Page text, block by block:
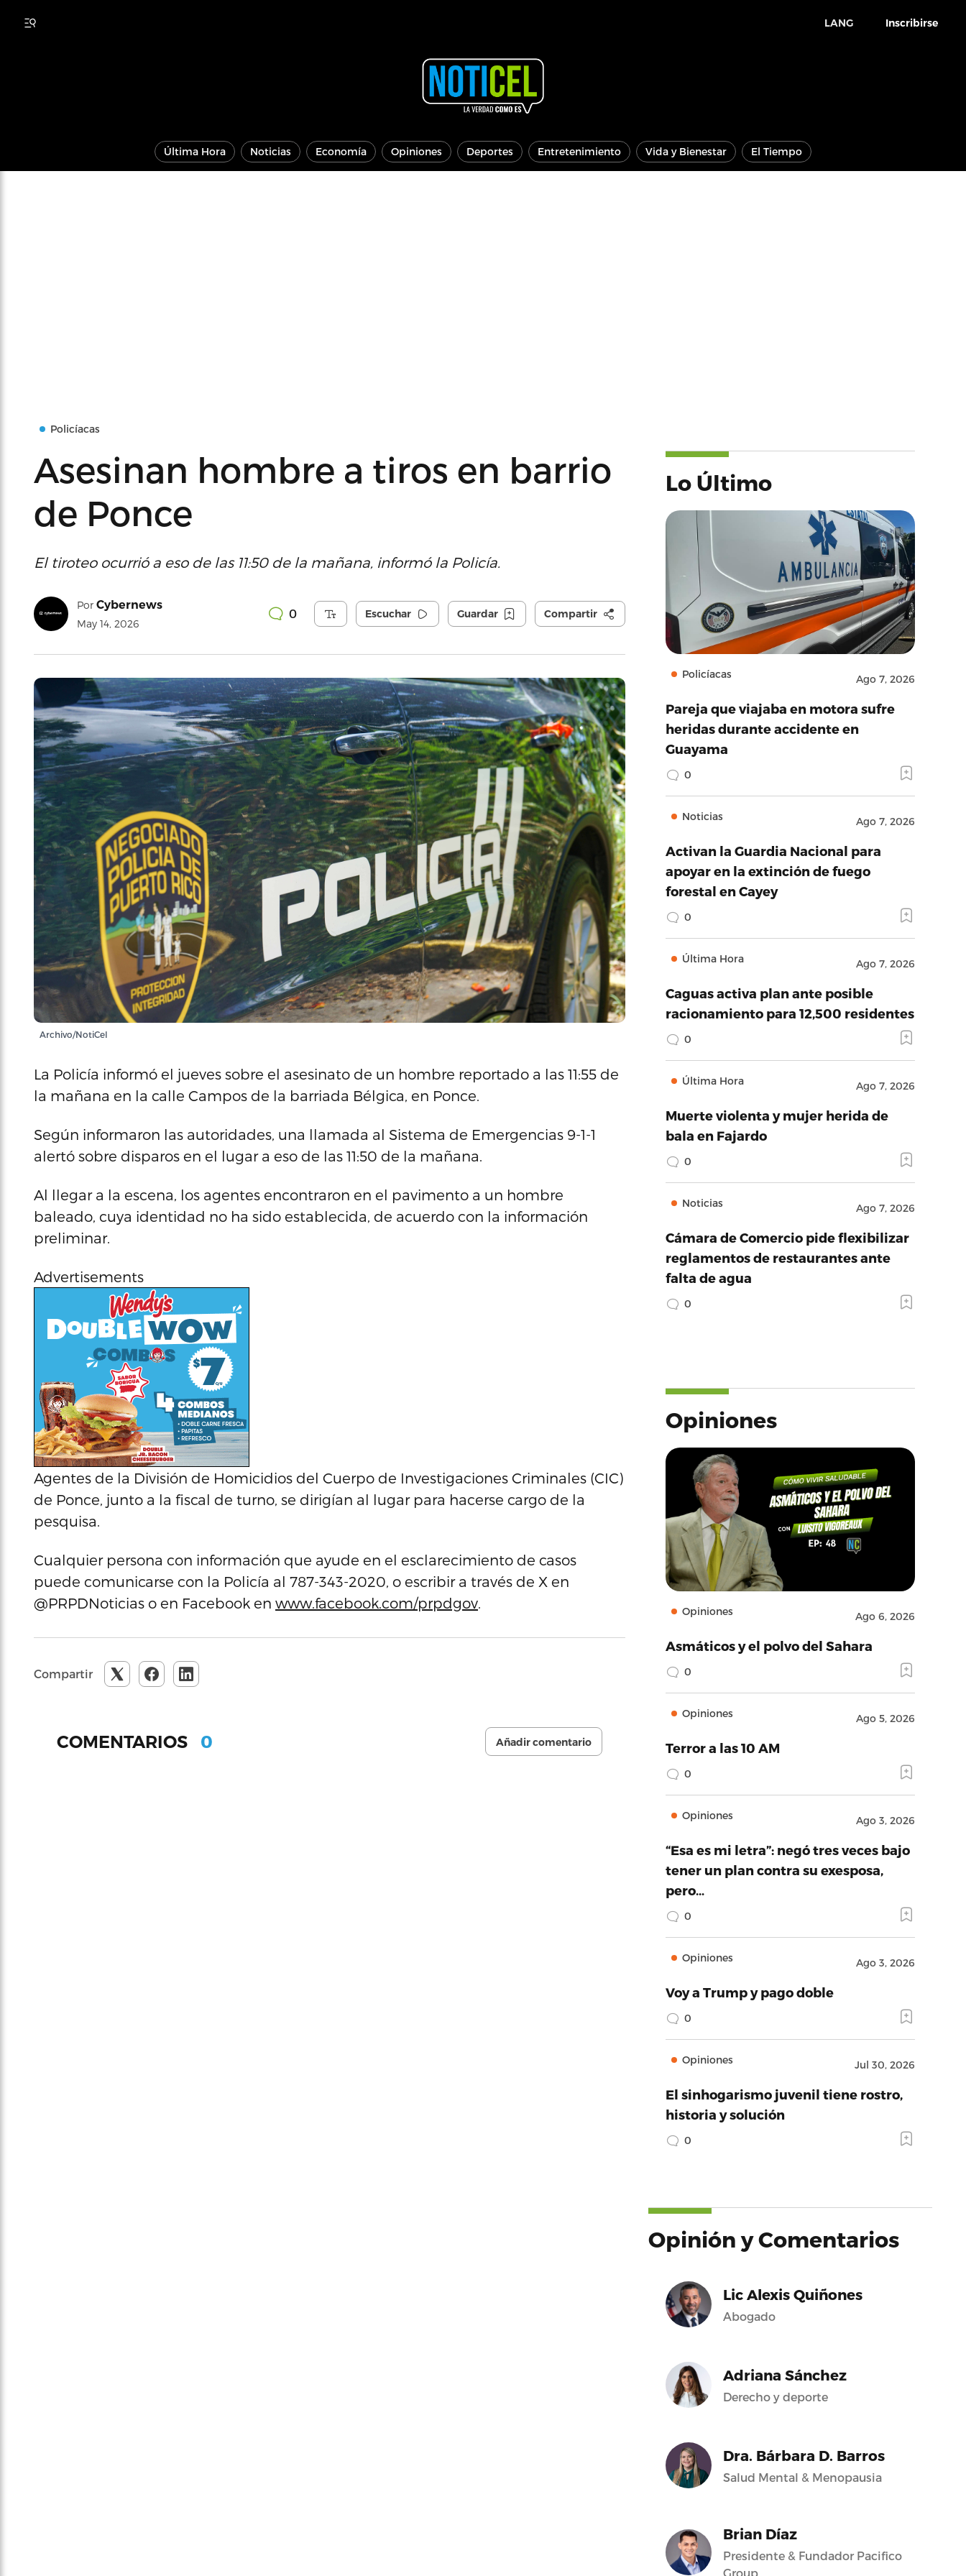
LANG Inscribirse
Última Hora Noticias Economía Opiniones Deportes Entretenimiento Vida y Bienestar El Tiempo
Policíacas
Asesinan hombre a tiros en barrio
de Ponce
El tiroteo ocurrió a eso de las 11:50 de la mañana, informó la Policía.
Por Cybernews
May 14, 2026
0 Escuchar Guardar Compartir
Archivo/NotiCel
La Policía informó el jueves sobre el asesinato de un hombre reportado a las 11:55 de
la mañana en la calle Campos de la barriada Bélgica, en Ponce.
Según informaron las autoridades, una llamada al Sistema de Emergencias 9-1-1
alertó sobre disparos en el lugar a eso de las 11:50 de la mañana.
Al llegar a la escena, los agentes encontraron en el pavimento a un hombre
baleado, cuya identidad no ha sido establecida, de acuerdo con la información
preliminar.
Advertisements
Agentes de la División de Homicidios del Cuerpo de Investigaciones Criminales (CIC)
de Ponce, junto a la fiscal de turno, se dirigían al lugar para hacerse cargo de la
pesquisa.
Cualquier persona con información que ayude en el esclarecimiento de casos
puede comunicarse con la Policía al 787-343-2020, o escribir a través de X en
@PRPDNoticias o en Facebook en www.facebook.com/prpdgov.
Compartir
COMENTARIOS 0 Añadir comentario
Lo Último
Policíacas Ago 7, 2026
Pareja que viajaba en motora sufre
heridas durante accidente en
Guayama
0
Noticias Ago 7, 2026
Activan la Guardia Nacional para
apoyar en la extinción de fuego
forestal en Cayey
0
Última Hora Ago 7, 2026
Caguas activa plan ante posible
racionamiento para 12,500 residentes
0
Última Hora Ago 7, 2026
Muerte violenta y mujer herida de
bala en Fajardo
0
Noticias Ago 7, 2026
Cámara de Comercio pide flexibilizar
reglamentos de restaurantes ante
falta de agua
0
Opiniones
Opiniones Ago 6, 2026
Asmáticos y el polvo del Sahara
0
Opiniones Ago 5, 2026
Terror a las 10 AM
0
Opiniones Ago 3, 2026
“Esa es mi letra”: negó tres veces bajo
tener un plan contra su exesposa,
pero…
0
Opiniones Ago 3, 2026
Voy a Trump y pago doble
0
Opiniones Jul 30, 2026
El sinhogarismo juvenil tiene rostro,
historia y solución
0
Opinión y Comentarios
Lic Alexis Quiñones
Abogado
Adriana Sánchez
Derecho y deporte
Dra. Bárbara D. Barros
Salud Mental & Menopausia
Brian Díaz
Presidente & Fundador Pacifico
Group